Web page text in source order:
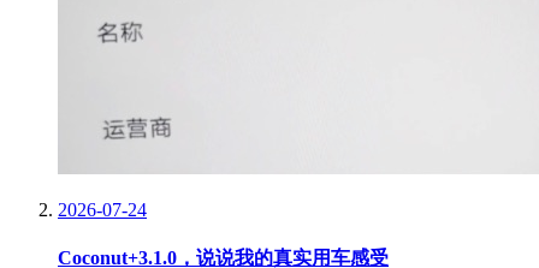
2026-07-24
Coconut+3.1.0，说说我的真实用车感受